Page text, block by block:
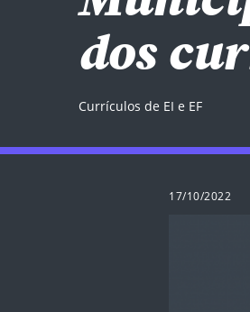
dos
Currículos de EI e EF
17/10/2022